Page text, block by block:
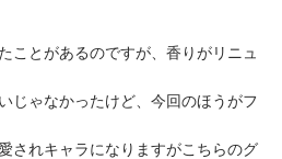
ことがあるのですが、香りがリニュ
じゃなかったけど、今回のほうがフ
されキャラになりますがこちらのグ